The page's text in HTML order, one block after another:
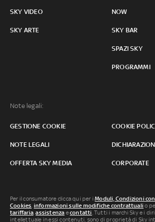
SKY VIDEO
SKY ARTE
NOW
SKY BAR
SPAZI SKY
PROGRAMMI
Note legali:
GESTIONE COOKIE COOKIE
NOTE LEGALI
OFFERTA SKY MEDIA CORPORATE
Per il consumatore clicca qui per iModuli, Condizioni
Cookies, informazioni sulle modifiche contrattuali o
tariffaria,assistenza econtatti. Tutti i marchi Sky e i
intellettuale in essi contenuti, sono di proprietà di Sky